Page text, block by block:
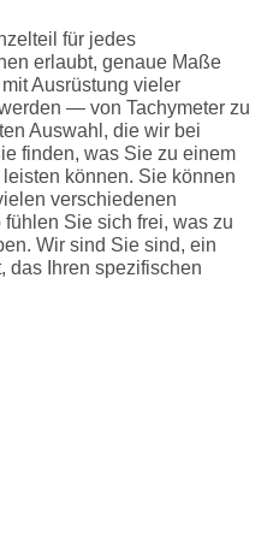
für jedes
erlaubt, genaue Maße
Ausrüstung vieler
— von Tachymeter zu
Auswahl, die wir bei
finden, was Sie zu einem
können. Sie können
verschiedenen
Sie sich frei, was zu
Wir sind Sie sind, ein
das Ihren spezifischen